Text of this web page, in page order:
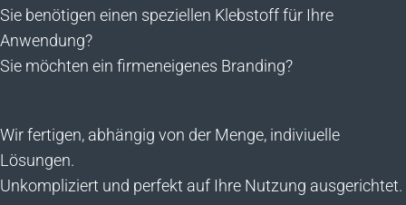
Sie benötigen einen speziellen Klebstoff für Ihre
Anwendung?
Sie möchten ein firmeneigenes Branding?
Wir fertigen, abhängig von der Menge, indiviuelle
Lösungen.
Unkompliziert und perfekt auf Ihre Nutzung ausgerichtet.